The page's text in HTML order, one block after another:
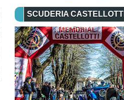
SCUDERIA CASTELLOTTI